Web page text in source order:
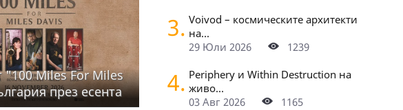
"100 Miles For Miles
през есента
3. Voivod – космическите архитекти
на...
29 Юли 2026
1239
4. Periphery и Within Destruction на
живо...
03 Авг 2026
1165